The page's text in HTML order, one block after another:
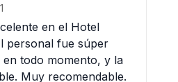
en el Hotel
personal fue súper
todo momento, y la
Muy recomendable.